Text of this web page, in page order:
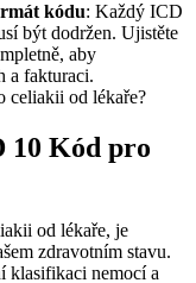
kódu: ⁢Každý ICD
být​ dodržen. Ujistěte
aby
a fakturaci.
10 Kód⁤ pro
od lékaře, ⁣je
zdravotním stavu.
klasifikaci nemocí a